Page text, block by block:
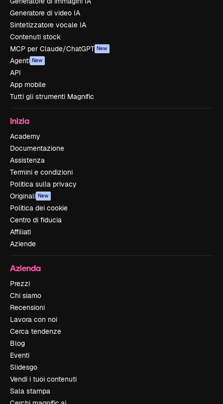
Generatore di video IA
Sintetizzatore vocale IA
Contenuti stock
MCP per Claude/ChatGPT New
Agenti New
API
App mobile
Tutti gli strumenti Magnific
Inizia
Academy
Documentazione
Assistenza
Termini e condizioni
Politica sulla privacy
Originali New
Politica dei cookie
Centro di fiducia
Affiliati
Aziende
Azienda
Prezzi
Chi siamo
Recensioni
Lavora con noi
Cerca tendenze
Blog
Eventi
Slidesgo
Vendi i tuoi contenuti
Sala stampa